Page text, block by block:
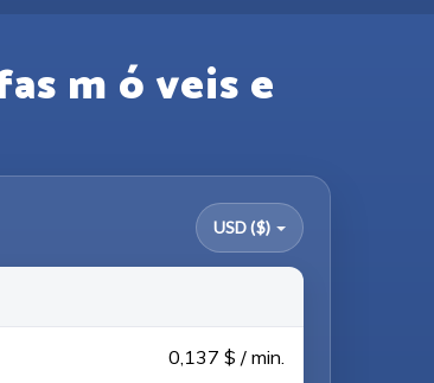
m ó veis e
USD ($)
0,137 $ / min.